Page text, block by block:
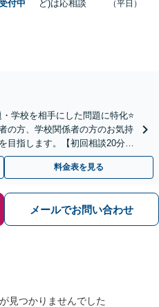
付中
ど)は応相談
（平日）
・学校を相手にした問題に特化⭐️
の方、学校関係者の方のお気持
目指します。【初回相談20分無
料金表を見る
メールでお問い合わせ
見つかりませんでした